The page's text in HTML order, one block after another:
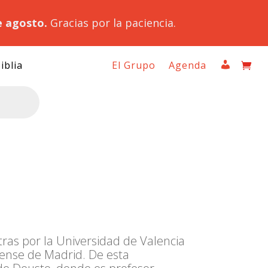
agosto. Gracias por la paciencia.
El Grupo Agenda
por la Universidad de Valencia
de Madrid. De esta